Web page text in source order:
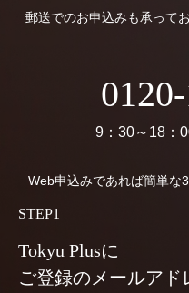
郵送でのお申込みも承って
9：30～18：
Web申込みであれば簡単な
STEP1
Tokyu Plusに
ご登録の メールアド